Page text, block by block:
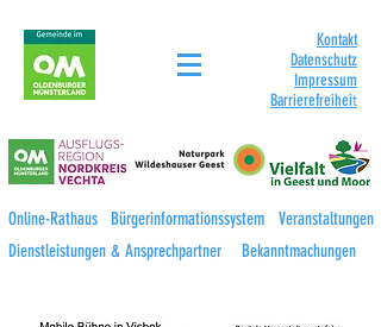
Kontakt
Datenschutz
Impressum
Barrierefreiheit
Online-Rathaus Bürgerinformationssystem
Veranstaltungen
Dienstleistungen & Ansprechpartner
Bekanntmachungen